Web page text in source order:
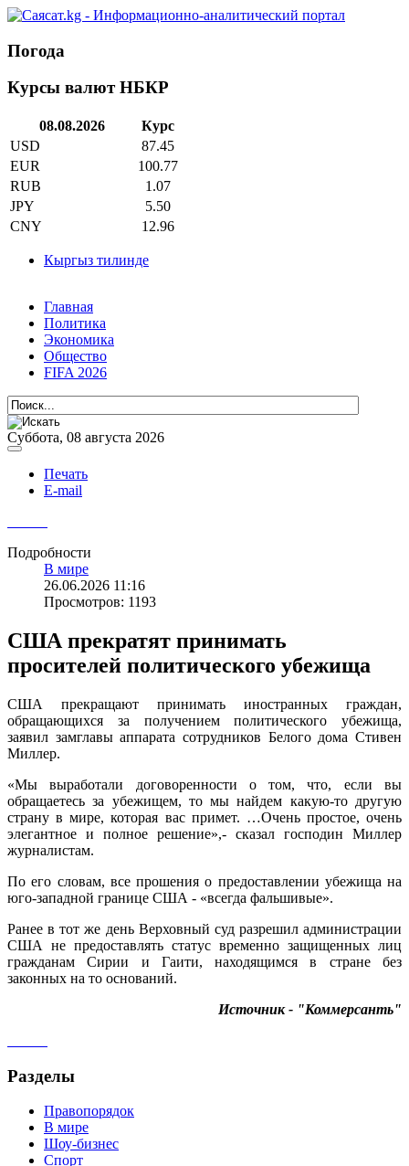
Погода
Курсы валют НБКР
08.08.2026
Курс
USD
87.45
EUR
100.77
RUB
1.07
JPY
5.50
CNY
12.96
Кыргыз тилинде
Главная
Политика
Экономика
Общество
FIFA 2026
Суббота, 08 августа 2026
Печать
E-mail
Подробности
В мире
26.06.2026 11:16
Просмотров: 1193
США прекратят принимать
просителей политического убежища
США прекращают принимать иностранных граждан,
обращающихся за получением политического убежища,
заявил замглавы аппарата сотрудников Белого дома Стивен
Миллер.
«Мы выработали договоренности о том, что, если вы
обращаетесь за убежищем, то мы найдем какую-то другую
страну в мире, которая вас примет. …Очень простое, очень
элегантное и полное решение»,- сказал господин Миллер
журналистам.
По его словам, все прошения о предоставлении убежища на
юго-западной границе США - «всегда фальшивые».
Ранее в тот же день Верховный суд разрешил администрации
США не предоставлять статус временно защищенных лиц
гражданам Сирии и Гаити, находящимся в стране без
законных на то оснований.
Источник - "Коммерсанть"
Разделы
Правопорядок
В мире
Шоу-бизнес
Спорт